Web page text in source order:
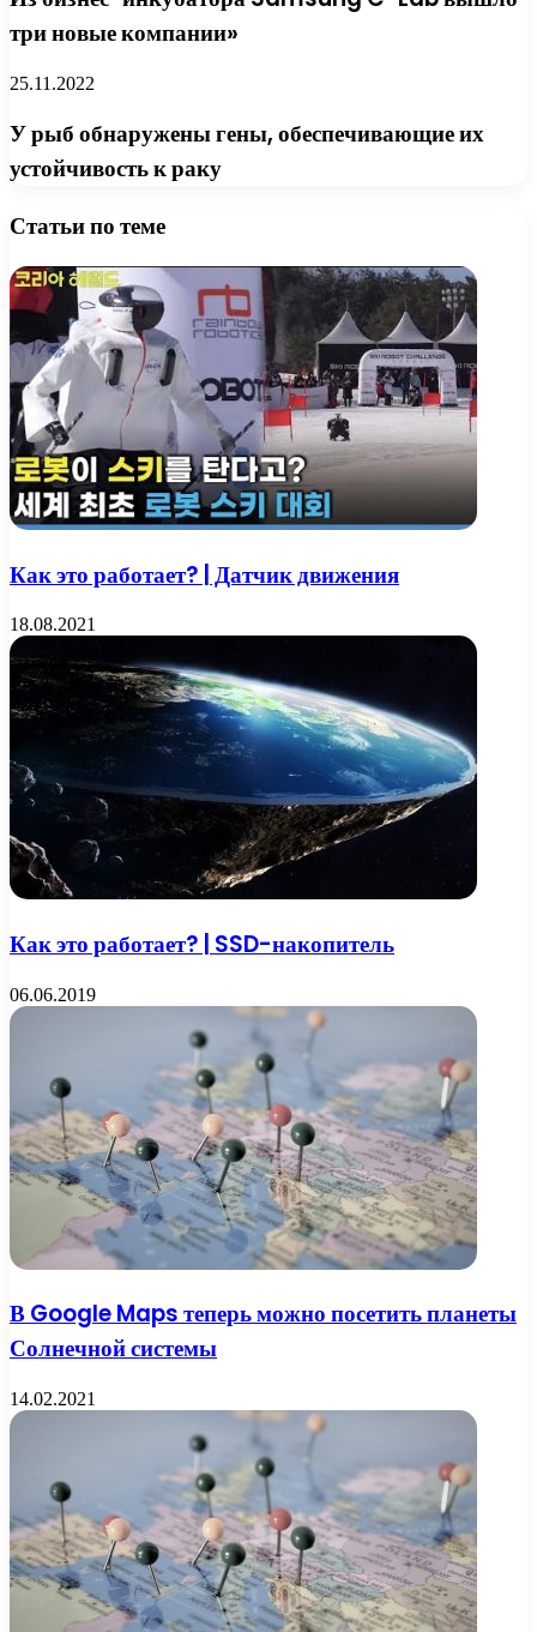
три новые компании»
25.11.2022
У рыб обнаружены гены, обеспечивающие их
устойчивость к раку
Статьи по теме
Как это работает? | Датчик движения
18.08.2021
Как это работает? | SSD-накопитель
06.06.2019
В Google Maps теперь можно посетить планеты
Солнечной системы
14.02.2021